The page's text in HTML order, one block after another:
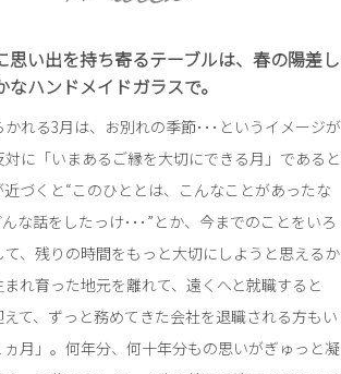
い出を持ち寄るテーブルは、 春の陽差し
ハンドメイドガラスで。
れる3月は、お別れの季節･･･というイメージが
に「いまあるご縁を大切にできる月」であると
づくと“このひととは、こんなことがあったな
な話をしたっけ･･･”とか、今までのことをいろ
、残りの時間をもっと大切にしようと思えるか
れ育った地元を離れて、遠くへと就職すると
て、ずっと務めてきた会社を退職される方もい
月」。何年分、何十年分もの思いがぎゅっと凝